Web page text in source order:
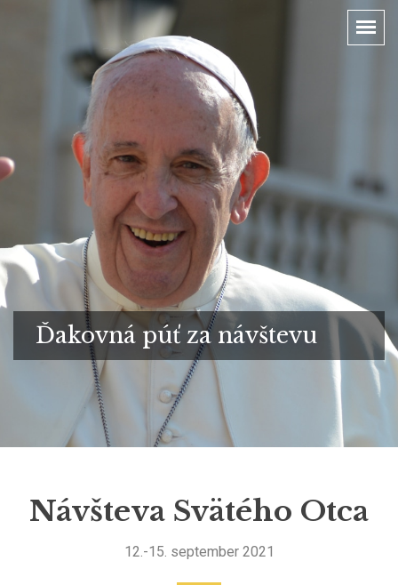
Ďakovná púť za návštevu
Návšteva Svätého Otca
12.-15. september 2021